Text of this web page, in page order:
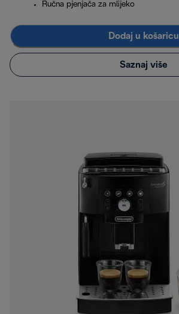
Ručna pjenjača za mlijeko
Dodaj u košaricu
Saznaj više